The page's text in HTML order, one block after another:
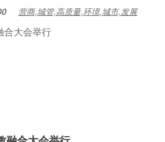
营商,城管,高质量,环境,城市,发展